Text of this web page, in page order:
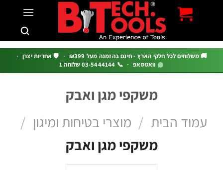
משלוחים לכל חלקי הארץ · חינם בהזמנה מעל ₪399 · 🛡️ אחריות יצרן ·
וואטסאפ · 📞 03-5444144 שלוחה 1
משקפי מגן ואבק
הבית / מוצרי בטיחות ומיגון /
משקפי מגן ואבק